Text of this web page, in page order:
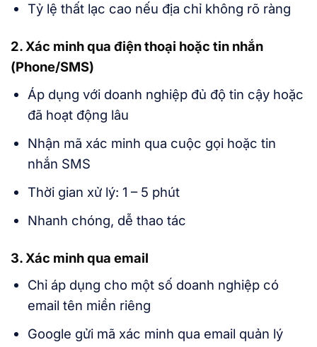
Tỷ lệ thất lạc cao nếu địa chỉ không rõ ràng
2. Xác minh qua điện thoại hoặc tin nhắn
(Phone/SMS)
Áp dụng với doanh nghiệp đủ độ tin cậy hoặc
đã hoạt động lâu
Nhận mã xác minh qua cuộc gọi hoặc tin
nhắn SMS
Thời gian xử lý: 1 – 5 phút
Nhanh chóng, dễ thao tác
3. Xác minh qua email
Chỉ áp dụng cho một số doanh nghiệp có
email tên miền riêng
Google gửi mã xác minh qua email quản lý